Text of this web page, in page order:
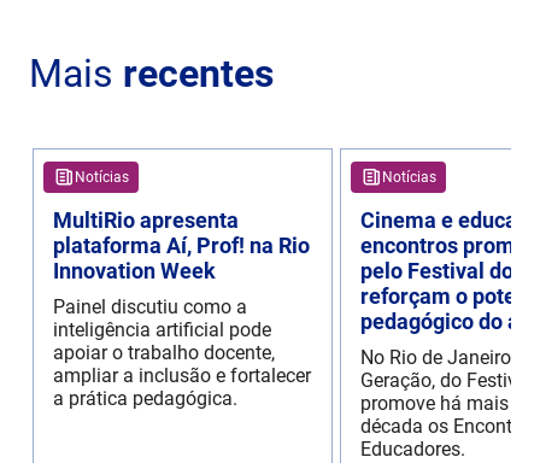
Mais recentes
Notícias
MultiRio apresenta
plataforma Aí, Prof! na Rio
Innovation Week
Painel discutiu como a
inteligência artificial pode
apoiar o trabalho docente,
ampliar a inclusão e fortalecer
a prática pedagógica.
Notícias
Cinema e
encontros
pelo Festival do
reforçam o
pedagógico do
No Rio de Janeiro, o
Geração, do Festival
promove há mais de
década os
Educadores.